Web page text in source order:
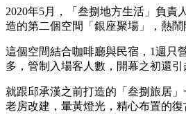
2020年5月，「叁捌地方生活」負責
造的第二個空間「銀座聚場」，熱鬧
這個空間結合咖啡廳與民宿，1週只
多，管制入場客人數，開幕之初還引
就跟邱承漢之前打造的「叁捌旅居
老房改建，暈黃燈光，精心布置的